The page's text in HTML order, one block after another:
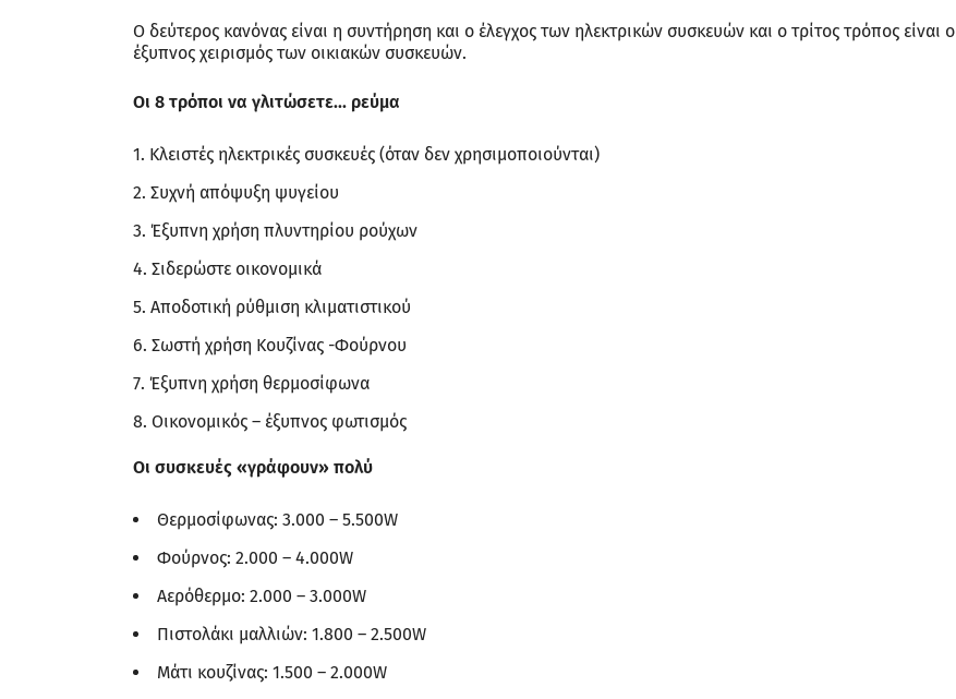
Ο δεύτερος κανόνας είναι η συντήρηση και ο έλεγχος των ηλεκτρικών συσκευών και ο τρίτος τρόπος είναι ο
έξυπνος χειρισμός των οικιακών συσκευών.
Οι 8 τρόποι να γλιτώσετε... ρεύμα
Κλειστές ηλεκτρικές συσκευές (όταν δεν χρησιμοποιούνται)
Συχνή απόψυξη ψυγείου
Έξυπνη χρήση πλυντηρίου ρούχων
Σιδερώστε οικονομικά
Αποδοτική ρύθμιση κλιματιστικού
Σωστή χρήση Κουζίνας -Φούρνου
Έξυπνη χρήση θερμοσίφωνα
Οικονομικός – έξυπνος φωτισμός
Οι συσκευές «γράφουν» πολύ
Θερμοσίφωνας: 3.000 – 5.500W
Φούρνος: 2.000 – 4.000W
Αερόθερμο: 2.000 – 3.000W
Πιστολάκι μαλλιών: 1.800 – 2.500W
Μάτι κουζίνας: 1.500 – 2.000W